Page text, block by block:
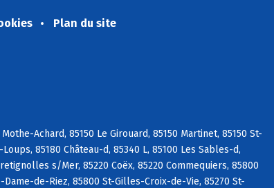
Plan du site
Achard, 85150 Le Girouard, 85150 Martinet, 85150 St-
85180 Château-d, 85340 L, 85100 Les Sables-d,
s/Mer, 85220 Coëx, 85220 Commequiers, 85800
de-Riez, 85800 St-Gilles-Croix-de-Vie, 85270 St-